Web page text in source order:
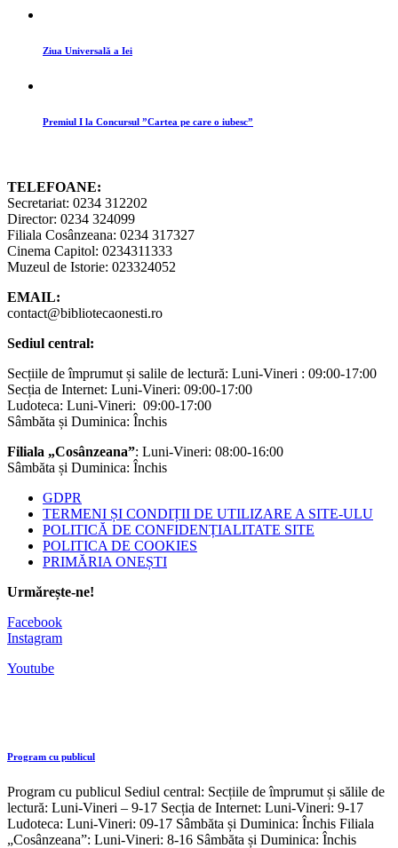
Ziua Universală a Iei
Premiul I la Concursul ”Cartea pe care o iubesc”
TELEFOANE:
Secretariat: 0234 312202
Director: 0234 324099
Filiala Cosânzeana: 0234 317327
Cinema Capitol: 0234311333
Muzeul de Istorie: 023324052
EMAIL:
contact@bibliotecaonesti.ro
Sediul central:
Secțiile de împrumut și salile de lectură: Luni-Vineri : 09:00-17:00
Secția de Internet: Luni-Vineri: 09:00-17:00
Ludoteca: Luni-Vineri: 09:00-17:00
Sâmbăta și Duminica: Închis
Filiala „Cosânzeana”: Luni-Vineri: 08:00-16:00
Sâmbăta și Duminica: Închis
GDPR
TERMENI ȘI CONDIȚII DE UTILIZARE A SITE-ULU
POLITICĂ DE CONFIDENȚIALITATE SITE
POLITICA DE COOKIES
PRIMĂRIA ONEȘTI
Urmărește-ne!
Facebook
Instagram
Youtube
Program cu publicul
Program cu publicul Sediul central: Secțiile de împrumut și sălile de
lectură: Luni-Vineri – 9-17 Secția de Internet: Luni-Vineri: 9-17
Ludoteca: Luni-Vineri: 09-17 Sâmbăta și Duminica: Închis Filiala
„Cosânzeana”: Luni-Vineri: 8-16 Sâmbăta și Duminica: Închis